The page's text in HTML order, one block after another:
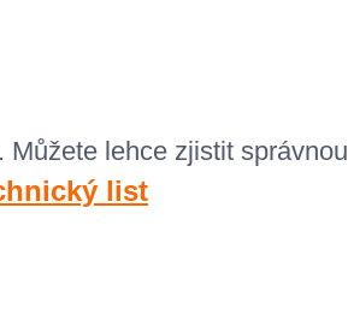
Můžete lehce zjistit správnou